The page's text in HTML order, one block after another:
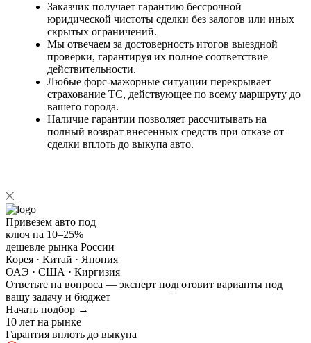
Заказчик получает гарантию бессрочной
юридической чистоты сделки без залогов или иных
скрытых ограничений.
Мы отвечаем за достоверность итогов выездной
проверки, гарантируя их полное соответствие
действительности.
Любые форс-мажорные ситуации перекрывает
страхование ТС, действующее по всему маршруту до
вашего города.
Наличие гарантии позволяет рассчитывать на
полный возврат внесенных средств при отказе от
сделки вплоть до выкупа авто.
Привезём авто под
ключ на 10–25%
дешевле рынка России
Корея · Китай · Япония
ОАЭ · США · Киргизия
Ответьте на вопроса — эксперт подготовит варианты под
вашу задачу и бюджет
Начать подбор →
10 лет на рынке
Гарантия вплоть до выкупа